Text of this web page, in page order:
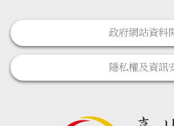
政府網站資料
隱私權及資訊